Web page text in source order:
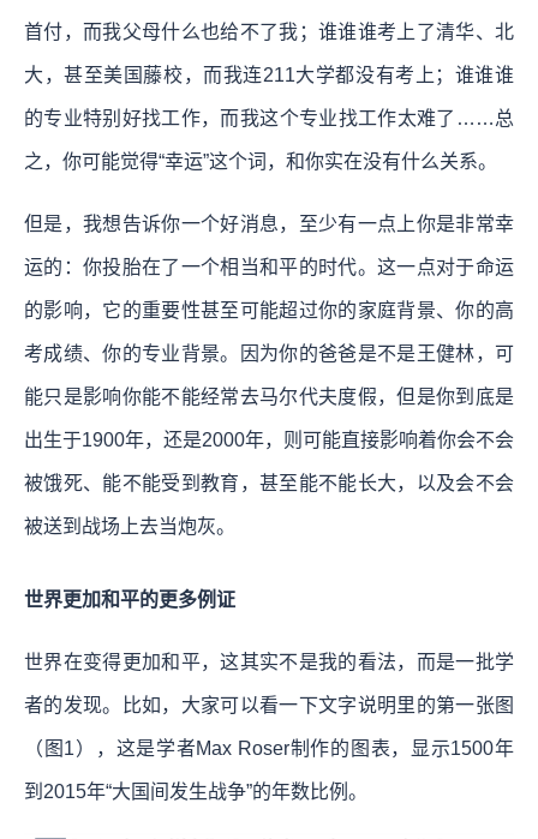
首付，而我父母什么也给不了我；谁谁谁考上了清华、北
大，甚至美国藤校，而我连211大学都没有考上；谁谁谁
的专业特别好找工作，而我这个专业找工作太难了……总
之，你可能觉得“幸运”这个词，和你实在没有什么关系。
但是，我想告诉你一个好消息，至少有一点上你是非常幸
运的：你投胎在了一个相当和平的时代。这一点对于命运
的影响，它的重要性甚至可能超过你的家庭背景、你的高
考成绩、你的专业背景。因为你的爸爸是不是王健林，可
能只是影响你能不能经常去马尔代夫度假，但是你到底是
出生于1900年，还是2000年，则可能直接影响着你会不会
被饿死、能不能受到教育，甚至能不能长大，以及会不会
被送到战场上去当炮灰。
世界更加和平的更多例证
世界在变得更加和平，这其实不是我的看法，而是一批学
者的发现。比如，大家可以看一下文字说明里的第一张图
（图1），这是学者Max Roser制作的图表，显示1500年
到2015年“大国间发生战争”的年数比例。